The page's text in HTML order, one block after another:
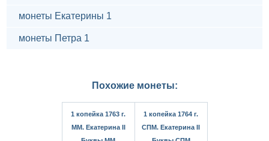
монеты Екатерины 1
монеты Петра 1
Похожие монеты:
1 копейка 1763 г.
ММ. Екатерина II
1 копейка 1764 г.
СПМ. Екатерина II